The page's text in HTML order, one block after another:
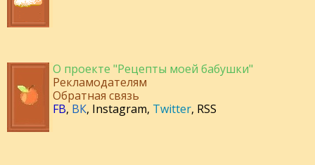
О проекте "Рецепты моей бабушки"
Рекламодателям
Обратная связь
FB, ВК, Instagram, Twitter, RSS